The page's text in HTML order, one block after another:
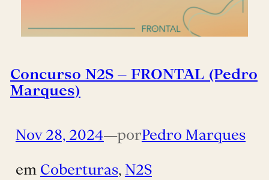
Concurso N2S – FRONTAL (Pedro
Marques)
Nov 28, 2024—porPedro Marques
em Coberturas, N2S